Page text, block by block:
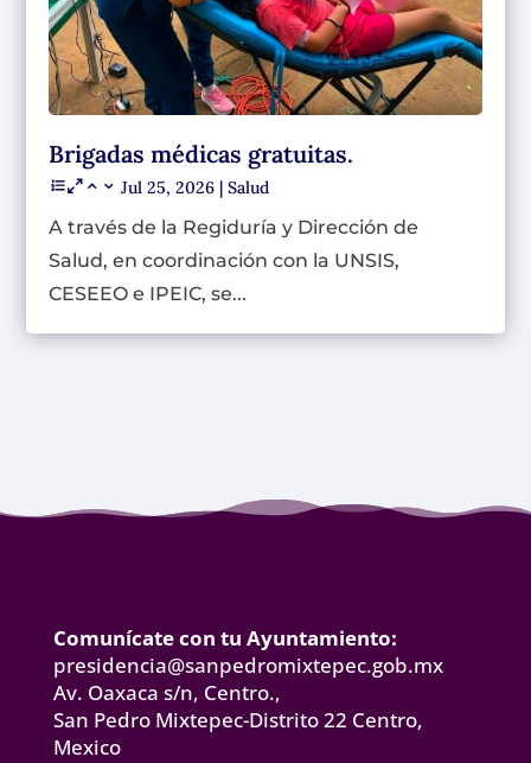
Brigadas médicas gratuitas.
Jul 25, 2026 |Salud
A través de la Regiduría y Dirección de
Salud, en coordinación con la UNSIS,
CESEEO e IPEIC, se...
Comunícate con tu Ayuntamiento:
presidencia@sanpedromixtepec.gob.mx
Av. Oaxaca s/n, Centro.,
San Pedro Mixtepec-Distrito 22 Centro,
Mexico